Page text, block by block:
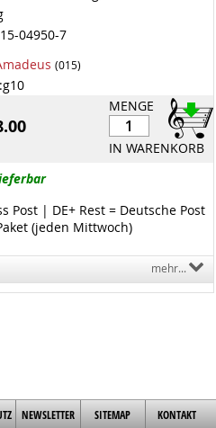
04950-7
(015)
MENGE
IN WARENKORB
Post | DE+ Rest = Deutsche Post
(jeden Mittwoch)
mehr...
NEWSLETTER SITEMAP KONTAKT